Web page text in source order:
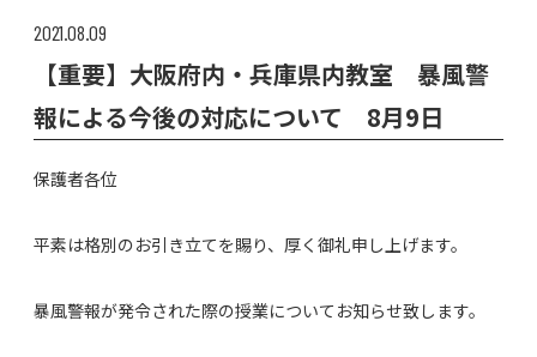
2021.08.09
【重要】大阪府内・兵庫県内教室 暴風警
報による今後の対応について 8月9日
保護者各位
平素は格別のお引き立てを賜り、厚く御礼申し上げます。
暴風警報が発令された際の授業についてお知らせ致します。